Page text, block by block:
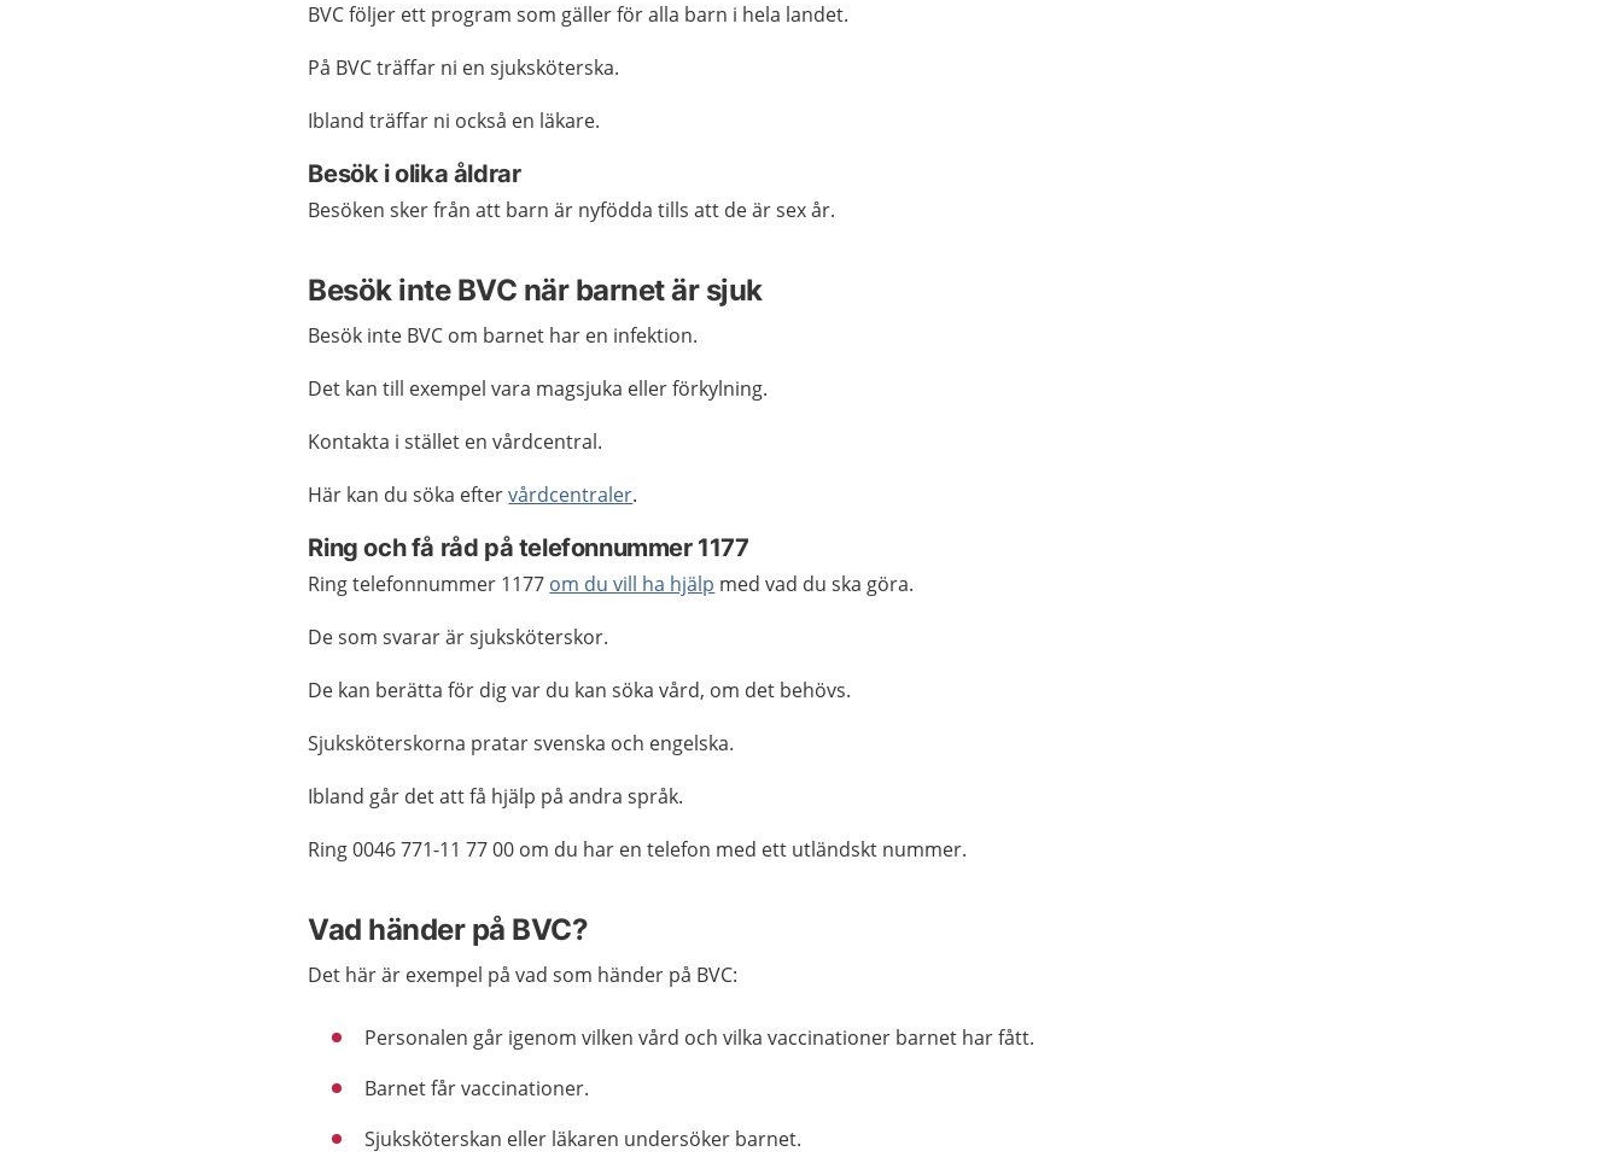
BVC följer ett program som gäller för alla barn i hela landet.
På BVC träffar ni en sjuksköterska.
Ibland träffar ni också en läkare.
Besök i olika åldrar
Besöken sker från att barn är nyfödda tills att de är sex år.
Besök inte BVC när barnet är sjuk
Besök inte BVC om barnet har en infektion.
Det kan till exempel vara magsjuka eller förkylning.
Kontakta i stället en vårdcentral.
Här kan du söka eftervårdcentraler.
Ring och få råd på telefonnummer 1177
Ring telefonnummer 1177 om du vill ha hjälp med vad du ska göra.
De som svarar är sjuksköterskor.
De kan berätta för dig var du kan söka vård, om det behövs.
Sjuksköterskorna pratar svenska och engelska.
Ibland går det att få hjälp på andra språk.
Ring 0046 771-11 77 00 om du har en telefon med ett utländskt nummer.
Vad händer på BVC?
Det här är exempel på vad som händer på BVC:
Personalen går igenom vilken vård och vilka vaccinationer barnet har fått.
Barnet får vaccinationer.
Sjuksköterskan eller läkaren undersöker barnet.